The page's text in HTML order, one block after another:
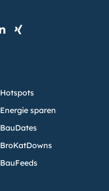
Hotspots
Energie sparen
BauDates
BroKatDowns
BauFeeds